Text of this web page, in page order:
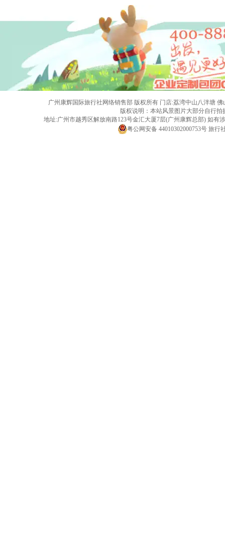
广州康辉国际旅行社网络销售部 版权所有 门店:荔湾中山八泮塘 佛
版权说明：本站风景图片大部分自行
地址:广州市越秀区解放南路123号金汇大厦7层(广州康辉总部) 如
粤公网安备 44010302000753号 旅行